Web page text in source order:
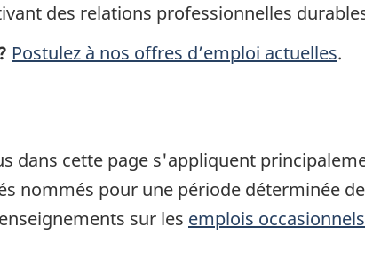
des relations professionnelles
Postulez à nos offres d’emploi actuelles.
dans cette page s'appliquent
nommés pour une période déterminée
sur les emplois occasionnels